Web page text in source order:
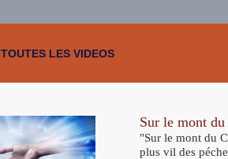
TOUTES LES VIDEOS
Sur le mont
"Sur le mont du
plus vil des